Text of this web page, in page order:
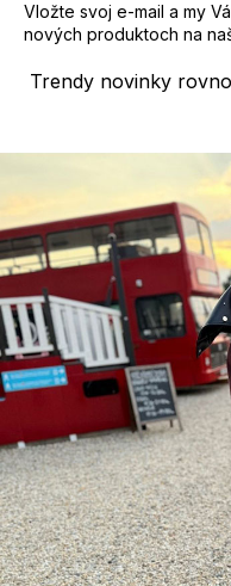
Trendy novinky
Vložte svoj e-mail a my
nových produktoch na